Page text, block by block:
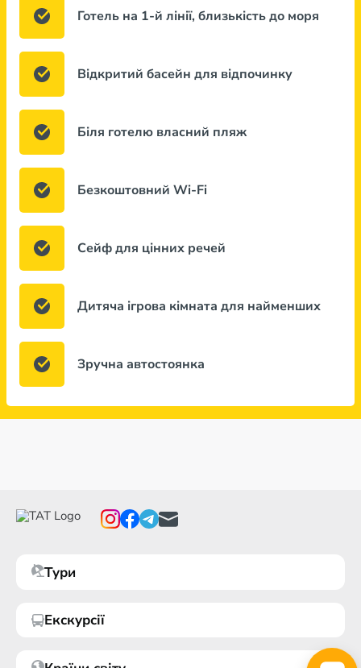
Готель на 1-й лінії, близькість до моря
Відкритий басейн для відпочинку
Біля готелю власний пляж
Безкоштовний Wi-Fi
Сейф для цінних речей
Дитяча ігрова кімната для найменших
Зручна автостоянка
Тури
Екскурсії